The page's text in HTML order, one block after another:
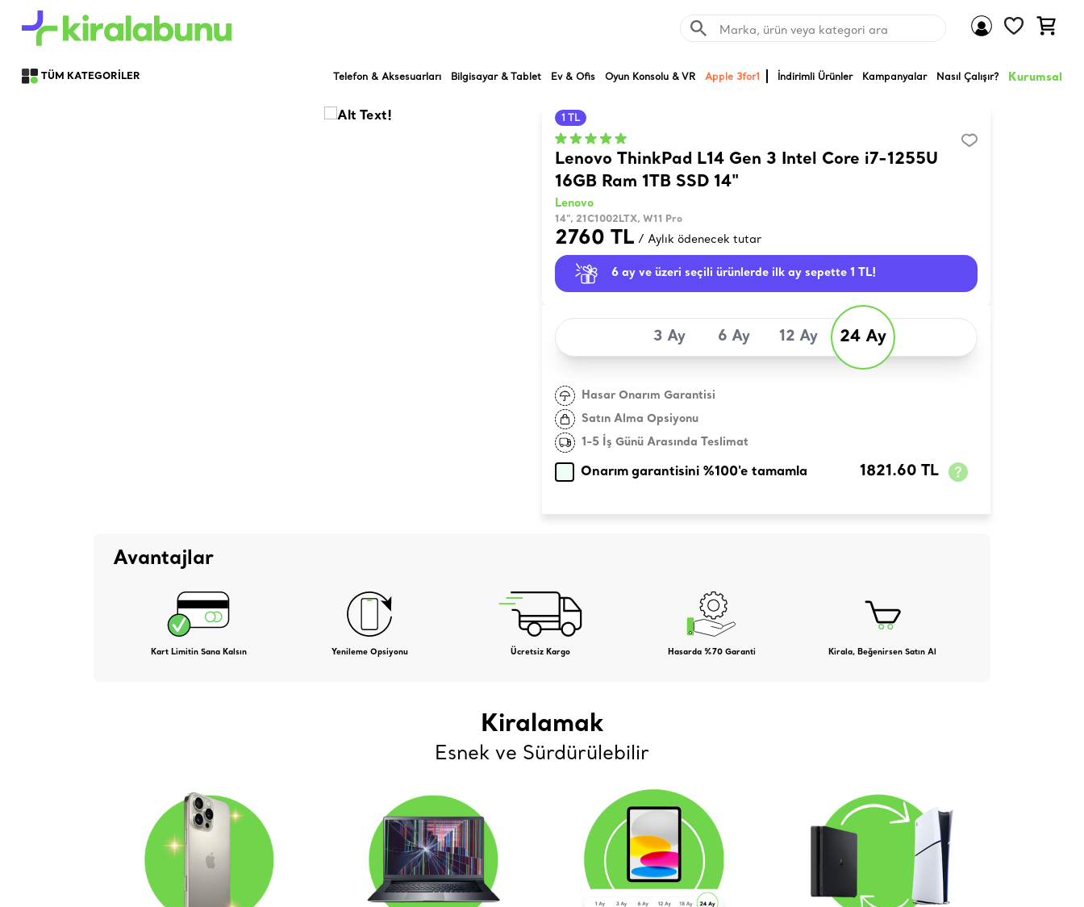
Marka, ürün veya kategori ara
TÜM KATEGORİLER Telefon & Aksesuarları Bilgisayar & Tablet Ev & Ofis Oyun Konsolu & VR Apple 3for1 İndirimli Ürünler Kampanyalar Nasıl Çalışır? Kurumsal
1 TL
Lenovo ThinkPad L14 Gen 3 Intel Core i7-1255U
16GB Ram 1TB SSD 14"
Lenovo
14", 21C1002LTX, W11 Pro
2760 TL / Aylık ödenecek tutar
6 ay ve üzeri seçili ürünlerde ilk ay sepette 1 TL!
3 Ay 6 Ay 12 Ay 24 Ay
Hasar Onarım Garantisi
Satın Alma Opsiyonu
1-5 İş Günü Arasında Teslimat
Onarım garantisini %100'e tamamla 1821.60 TL
Avantajlar
Kart Limitin Sana Kalsın Yenileme Opsiyonu Ücretsiz Kargo Hasarda %70 Garanti Kirala, Beğenirsen Satın Al
Kiralamak
Esnek ve Sürdürülebilir